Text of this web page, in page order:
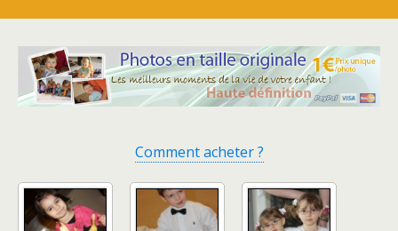
Comment acheter ?